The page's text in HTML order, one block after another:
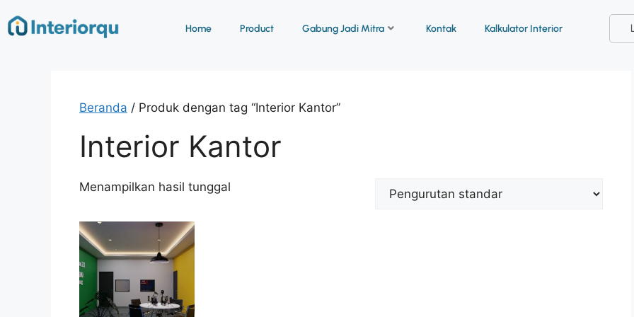
Home Product Gabung Jadi Mitra Kontak Kalkulator Interior
Beranda / Produk dengan tag “Interior Kantor”
Interior Kantor
Menampilkan hasil tunggal